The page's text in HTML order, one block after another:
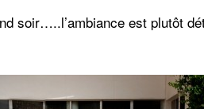
soir…..l’ambiance est plutôt